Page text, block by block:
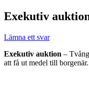
Exekutiv
Lämna ett svar
Exekutiv auktion –
att få ut medel till borgenär.